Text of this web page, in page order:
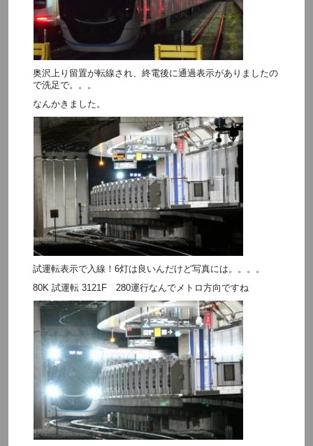
奥沢上り留置が転線され、終電後に通過表示がありましたの
で洗足で。。。
なんかきました。
試運転表示で入線！6灯は良いんだけど写真には。。。。
80K 試運転 3121F 280運行なんでメトロ方向ですね